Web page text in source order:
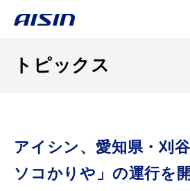
トピックス
アイシン、愛知県・刈
ソコかりや」の運行を